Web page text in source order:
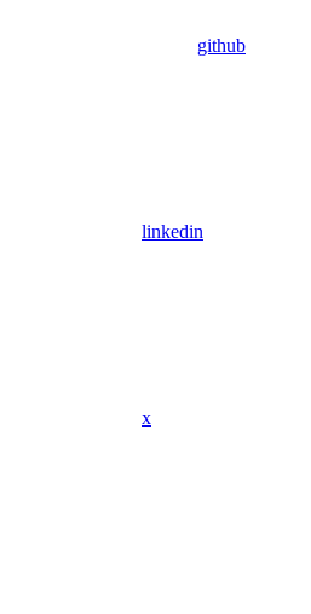
github
linkedin
x